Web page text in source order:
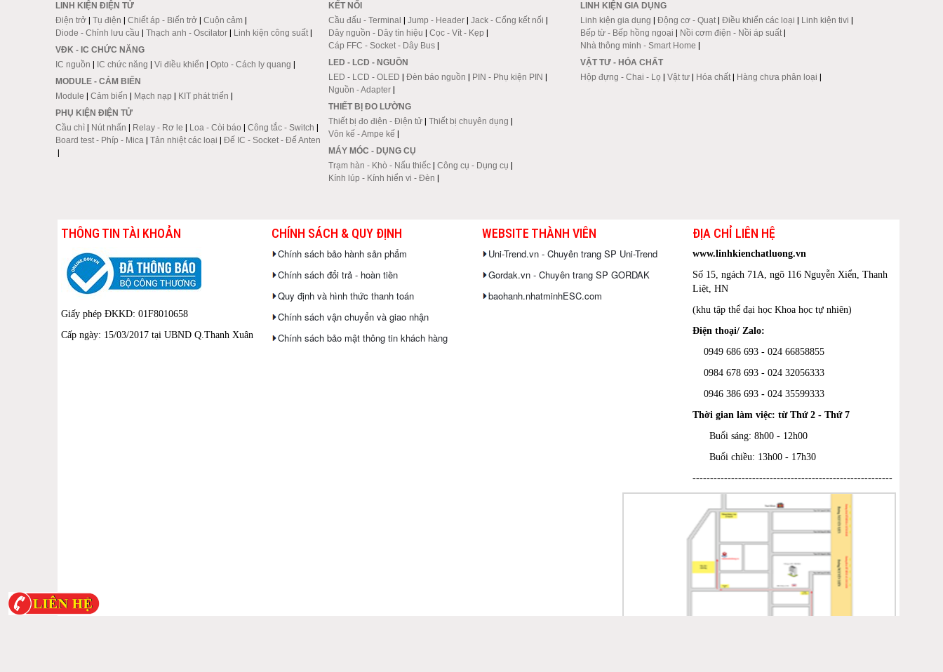
LINH KIỆN ĐIỆN TỬ
Điện trở| Tụ điện | Chiết áp - Biến trở| Cuộn cảm|
Diode - Chỉnh lưu cầu | Thạch anh - Oscilator| Linh kiện công suất|
VĐK - IC CHỨC NĂNG
IC nguồn | IC chức năng | Vi điều khiển | Opto - Cách ly quang |
MODULE - CẢM BIẾN
Module | Cảm biến | Mạch nạp | KIT phát triển |
PHỤ KIỆN ĐIỆN TỬ
Cầu chì| Nút nhấn | Relay - Rơ le | Loa - Còi báo | Công tắc - Switch |
Board test - Phíp - Mica | Tản nhiệt các loại | Đế IC - Socket - Đế Anten
|
KẾT NỐI
Cầu đấu - Terminal | Jump - Header| Jack - Cổng kết nối |
Dây nguồn - Dây tín hiệu | Cọc - Vít - Kẹp |
Cáp FFC - Socket - Dây Bus|
LED - LCD - NGUỒN
LED - LCD - OLED | Đèn báo nguồn | PIN - Phụ kiện PIN |
Nguồn - Adapter|
THIẾT BỊ ĐO LƯỜNG
Thiết bị đo điện - Điện tử| Thiết bị chuyên dụng |
Vôn kế - Ampe kế |
MÁY MÓC - DỤNG CỤ
Trạm hàn - Khò - Nấu thiếc| Công cụ - Dụng cụ |
Kính lúp - Kính hiển vi - Đèn |
LINH KIỆN GIA DỤNG
Linh kiện gia dụng |Động cơ - Quạt |Điều khiển các loại | Linh kiện tivi |
Bếp từ - Bếp hồng ngoại | Nồi cơm điện - Nồi áp suất |
Nhà thông minh - Smart Home |
VẬT TƯ - HÓA CHẤT
Hộp đựng - Chai - Lọ |Vật tư | Hóa chất | Hàng chưa phân loại |
THÔNG TIN TÀI KHOẢN
Giấy phép ĐKKD: 01F8010658
Cấp ngày: 15/03/2017 tại UBND Q.Thanh Xuân
CHÍNH SÁCH & QUY ĐỊNH
Chính sách bảo hành sản phẩm
Chính sách đổi trả - hoàn tiền
Quy định và hình thức thanh toán
Chính sách vận chuyển và giao nhận
Chính sách bảo mật thông tin khách hàng
WEBSITE THÀNH VIÊN
Uni-Trend.vn - Chuyên trang SP Uni-Trend
Gordak.vn - Chuyên trang SP GORDAK
baohanh.nhatminhESC.com
ĐỊA CHỈ LIÊN HỆ
www.linhkienchatluong.vn
Số 15, ngách 71A, ngõ 116 Nguyễn Xiển, Thanh
Liệt, HN
(khu tập thể đại học Khoa học tự nhiên)
Điện thoại/ Zalo:
0949 686 693 - 024 66858855
0984 678 693 - 024 32056333
0946 386 693 - 024 35599333
Thời gian làm việc: từ Thứ 2 - Thứ 7
Buổi sáng: 8h00 - 12h00
Buổi chiều: 13h00 - 17h30
---------------------------------------------------------